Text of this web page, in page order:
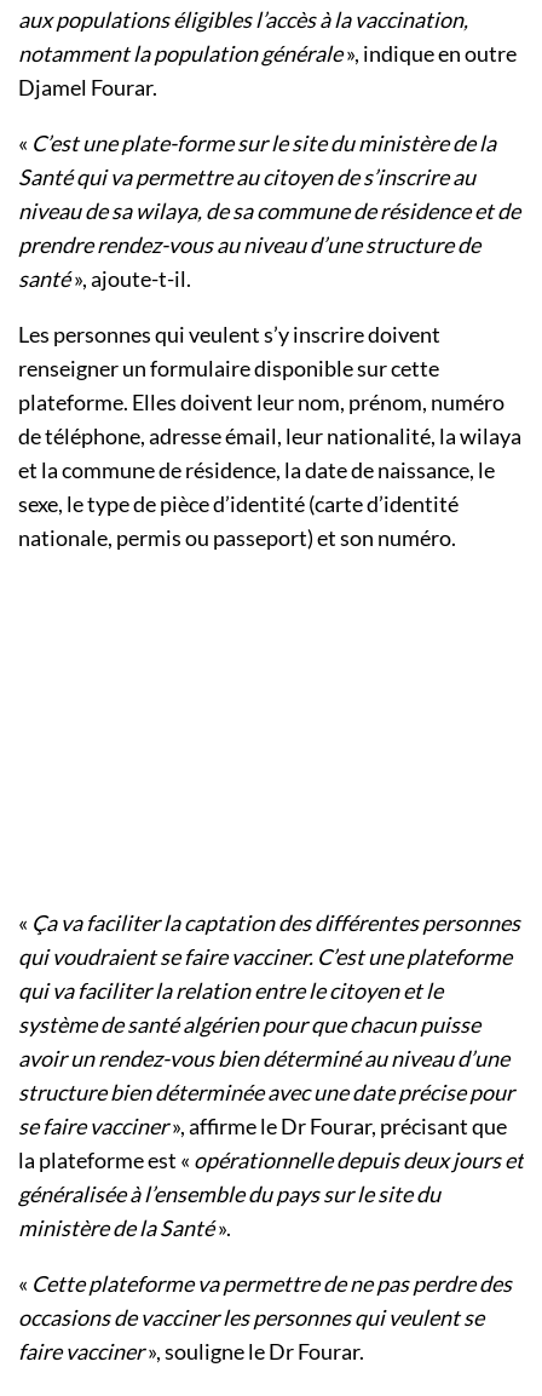
aux populations éligibles l’accès à la vaccination,
notamment la population générale», indique en outre
Djamel Fourar.
« C’est une plate-forme sur le site du ministère de la
Santé qui va permettre au citoyen de s’inscrire au
niveau de sa wilaya, de sa commune de résidence et de
prendre rendez-vous au niveau d’une structure de
santé», ajoute-t-il.
Les personnes qui veulent s’y inscrire doivent
renseigner un formulaire disponible sur cette
plateforme. Elles doivent leur nom, prénom, numéro
de téléphone, adresse émail, leur nationalité, la wilaya
et la commune de résidence, la date de naissance, le
sexe, le type de pièce d’identité (carte d’identité
nationale, permis ou passeport) et son numéro.
« Ça va faciliter la captation des différentes personnes
qui voudraient se faire vacciner. C’est une plateforme
qui va faciliter la relation entre le citoyen et le
système de santé algérien pour que chacun puisse
avoir un rendez-vous bien déterminé au niveau d’une
structure bien déterminée avec une date précise pour
se faire vacciner», affirme le Dr Fourar, précisant que
la plateforme est « opérationnelle depuis deux jours et
généralisée à l’ensemble du pays sur le site du
ministère de la Santé».
« Cette plateforme va permettre de ne pas perdre des
occasions de vacciner les personnes qui veulent se
faire vacciner», souligne le Dr Fourar.